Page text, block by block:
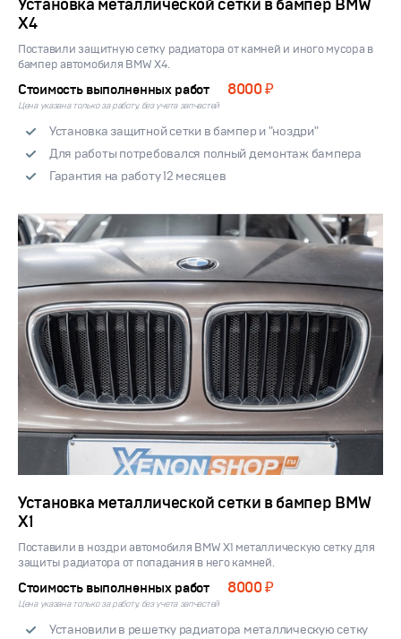
Установка металлической сетки в бампер BMW
X4
Поставили защитную сетку радиатора от камней и иного мусора в
бампер автомобиля BMW X4.
Стоимость выполненных работ 8000 ₽
Цена указана только за работу, без учета запчастей
Установка защитной сетки в бампер и "ноздри"
Для работы потребовался полный демонтаж бампера
Гарантия на работу 12 месяцев
Установка металлической сетки в бампер BMW
X1
Поставили в ноздри автомобиля BMW X1 металлическую сетку для
защиты радиатора от попадания в него камней.
Стоимость выполненных работ 8000 ₽
Цена указана только за работу, без учета запчастей
Установили в решетку радиатора металлическую сетку